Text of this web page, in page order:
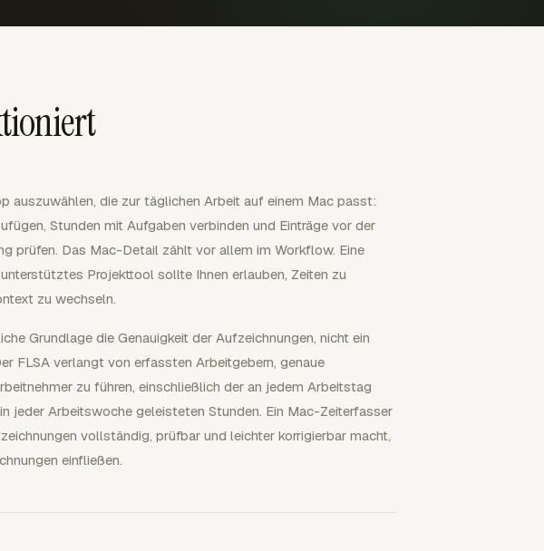
auszuwählen, die zur täglichen Arbeit auf einem Mac passt:
Stunden mit Aufgaben verbinden und Einträge vor der
prüfen. Das Mac-Detail zählt vor allem im Workflow. Eine
Projekttool sollte Ihnen erlauben, Zeiten zu
zu wechseln.
Grundlage die Genauigkeit der Aufzeichnungen, nicht ein
FLSA verlangt von erfassten Arbeitgebern, genaue
zu führen, einschließlich der an jedem Arbeitstag
jeder Arbeitswoche geleisteten Stunden. Ein Mac-Zeiterfasser
vollständig, prüfbar und leichter korrigierbar macht,
einfließen.